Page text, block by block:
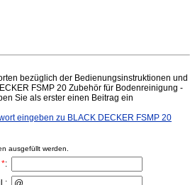
bezüglich der Bedienungsinstruktionen und
FSMP 20 Zubehör für Bodenreinigung -
Sie als erster einen Beitrag ein
eingeben zu BLACK DECKER FSMP 20
ausgefüllt werden.
*:
: